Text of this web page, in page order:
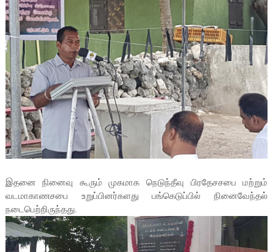
இதனை நினைவு கூரும் முகமாக நெடுந்தீவு பிரதேசசபை மற்றும்
வடமாகாணசபை உறுப்பினர்களது பங்கெடுப்பில் நினைவேந்தல்
நடைபெற்றிருந்தது.